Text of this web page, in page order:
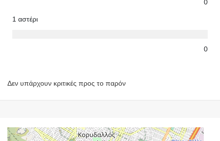
0
1 αστέρι
0
Δεν υπάρχουν κριτικές προς το παρόν